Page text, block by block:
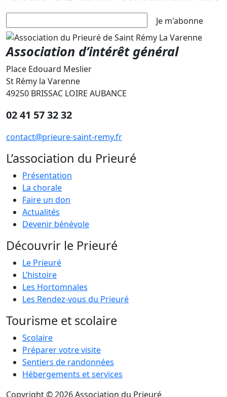
Je m'abonne
Association d’intérêt général
Place Edouard Meslier
St Rémy la Varenne
49250 BRISSAC LOIRE AUBANCE
02 41 57 32 32
contact@prieure-saint-remy.fr
L’association du Prieuré
Présentation
La chorale
Faire un don
Actualités
Devenir bénévole
Découvrir le Prieuré
Le Prieuré
L’histoire
Les Hortomnales
Les Rendez-vous du Prieuré
Tourisme et scolaire
Scolaire
Préparer votre visite
Sentiers de randonnées
Hébergements et services
Copyright © 2026 Association du Prieuré